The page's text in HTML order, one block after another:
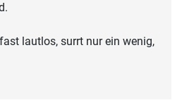
lautlos, surrt nur ein wenig,